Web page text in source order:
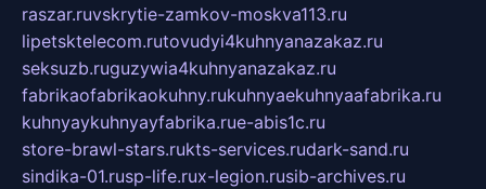
raszar.ruvskrytie-zamkov-moskva113.ru
lipetsktelecom.rutovudyi4kuhnyanazakaz.ru
seksuzb.ruguzywia4kuhnyanazakaz.ru
fabrikaofabrikaokuhny.rukuhnyaekuhnyaafabrika.ru
kuhnyaykuhnyayfabrika.rue-abis1c.ru
store-brawl-stars.rukts-services.rudark-sand.ru
sindika-01.rusp-life.rux-legion.rusib-archives.ru